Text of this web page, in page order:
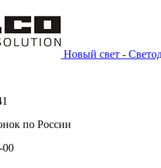
Новый свет -
по России
00